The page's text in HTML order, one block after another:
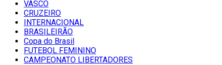
VASCO
CRUZEIRO
INTERNACIONAL
BRASILEIRÃO
Copa do Brasil
FUTEBOL FEMININO
CAMPEONATO LIBERTADORES